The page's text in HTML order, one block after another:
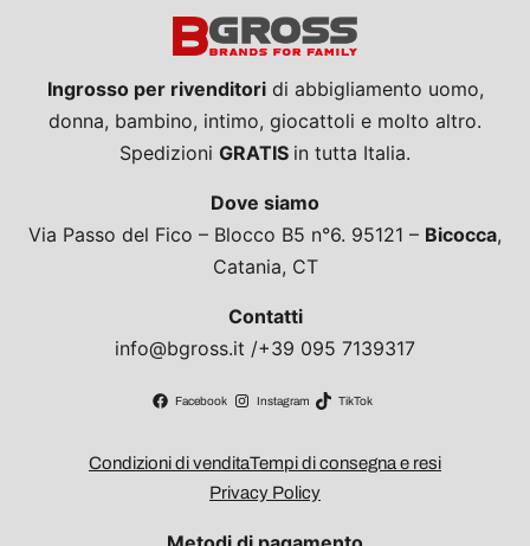
Ingrosso per rivenditoridi abbigliamento uomo,
donna, bambino, intimo, giocattoli e molto altro.
Spedizioni GRATIS in tutta Italia.
Dove siamo
Via Passo del Fico – Blocco B5 n°6. 95121 – Bicocca,
Catania, CT
Contatti
info@bgross.it /+39 095 7139317
Facebook Instagram TikTok
Condizioni di venditaTempi di consegna e resi
Privacy Policy